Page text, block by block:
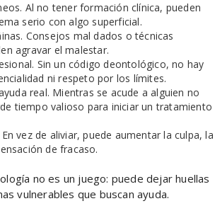
Al no tener formación clínica, pueden
serio con algo superficial.
Consejos mal dados o técnicas
agravar el malestar.
Sin un código deontológico, no hay
ni respeto por los límites.
real. Mientras se acude a alguien no
tiempo valioso para iniciar un tratamiento
vez de aliviar, puede aumentar la culpa, la
de fracaso.
no es un juego: puede dejar huellas
vulnerables que buscan ayuda.